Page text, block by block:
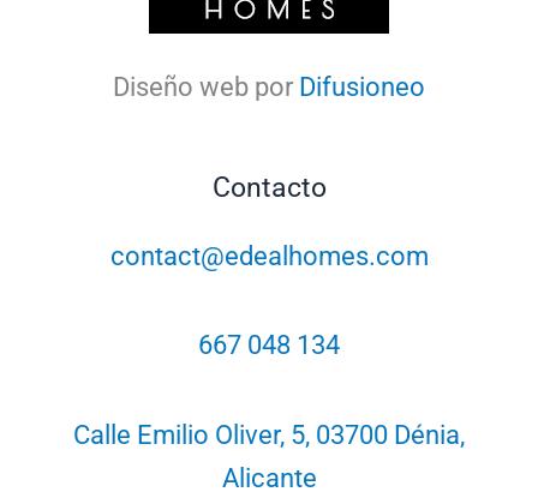
Diseño web por Difusioneo
Contacto
contact@edealhomes.com
667 048 134
Calle Emilio Oliver, 5, 03700 Dénia,
Alicante